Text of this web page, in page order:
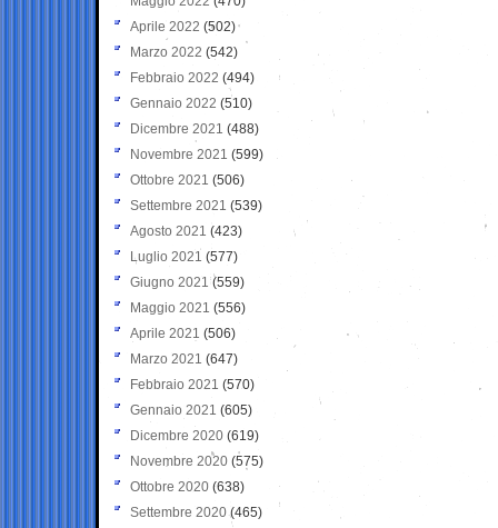
Aprile 2022 (502)
Marzo 2022 (542)
Febbraio 2022 (494)
Gennaio 2022 (510)
Dicembre 2021 (488)
Novembre 2021 (599)
Ottobre 2021 (506)
Settembre 2021 (539)
Agosto 2021 (423)
Luglio 2021 (577)
Giugno 2021(559)
Maggio 2021 (556)
Aprile 2021 (506)
Marzo 2021 (647)
Febbraio 2021 (570)
Gennaio 2021 (605)
Dicembre 2020 (619)
Novembre 2020 (575)
Ottobre 2020 (638)
Settembre 2020(465)